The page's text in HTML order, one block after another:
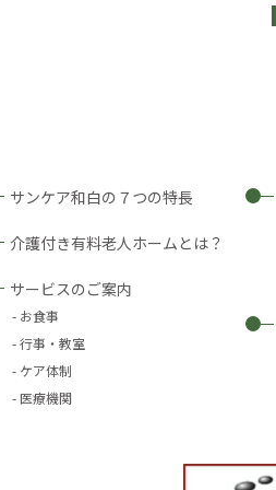
サンケア和白の７つの特長
介護付き有料老人ホームとは？
サービスのご案内
お食事
行事・教室
ケア体制
医療機関